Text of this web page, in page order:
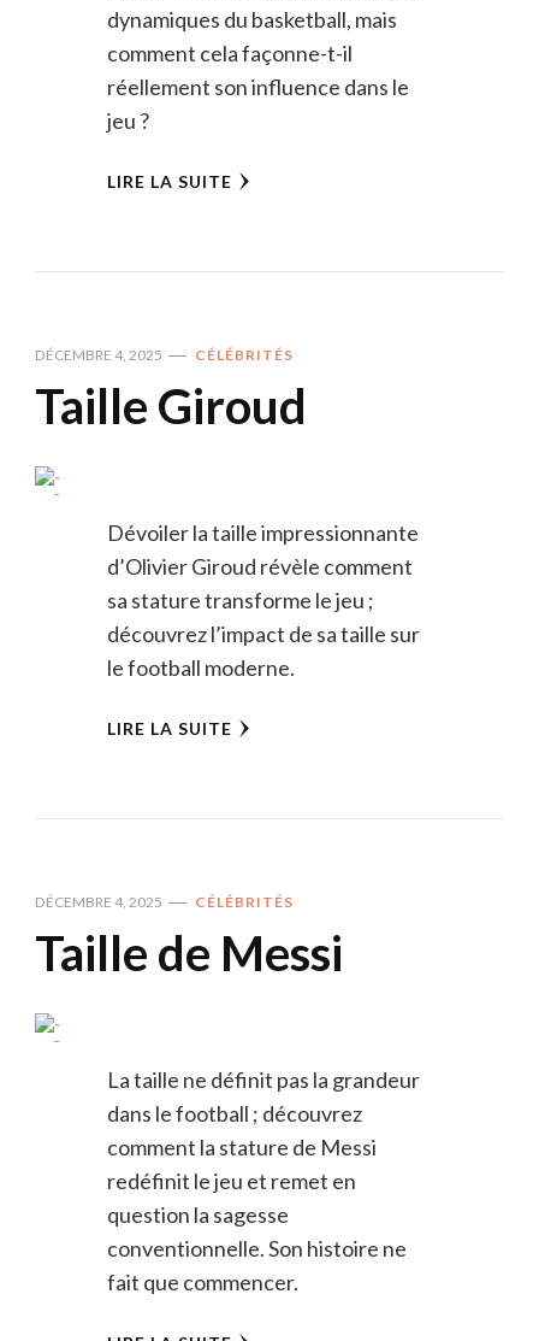
dynamiques du basketball, mais
comment cela façonne-t-il
réellement son influence dans le
jeu ?
LIRE LA SUITE
DÉCEMBRE 4, 2025 CÉLÉBRITÉS
Taille Giroud
Dévoiler la taille impressionnante
d’Olivier Giroud révèle comment
sa stature transforme le jeu ;
découvrez l’impact de sa taille sur
le football moderne.
LIRE LA SUITE
DÉCEMBRE 4, 2025 CÉLÉBRITÉS
Taille de Messi
La taille ne définit pas la grandeur
dans le football ; découvrez
comment la stature de Messi
redéfinit le jeu et remet en
question la sagesse
conventionnelle. Son histoire ne
fait que commencer.